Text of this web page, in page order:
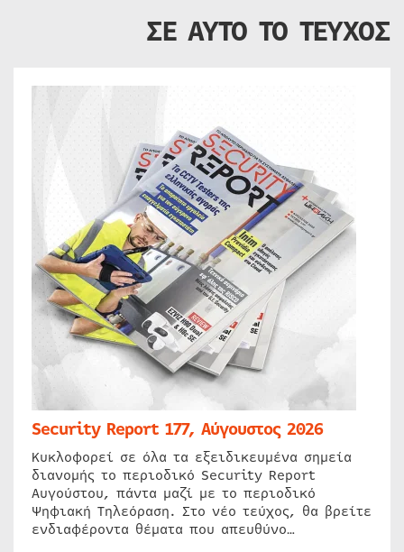
ΣΕ ΑΥΤΟ ΤΟ ΤΕΥΧΟΣ
Security Report 177, Αύγουστος 2026
Κυκλοφορεί σε όλα τα εξειδικευμένα σημεία
διανομής το περιοδικό Security Report
Αυγούστου, πάντα μαζί με το περιοδικό
Ψηφιακή Τηλεόραση. Στο νέο τεύχος, θα βρείτε
ενδιαφέροντα θέματα που απευθύνο…